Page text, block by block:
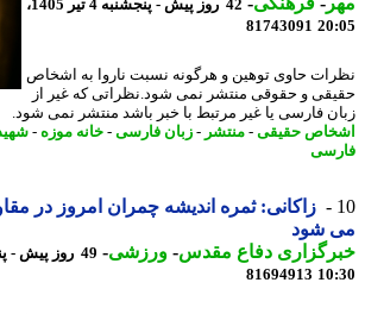
42 روز پیش - پنجشنبه 4 تیر 1405،
81743091
حاوی توهین و هرگونه نسبت ناروا به اشخاص
و حقوقی منتشر نمی شود.نظراتی که غیر از
فارسی یا غیر مرتبط با خبر باشد منتشر نمی شود.
حقیقی-منتشر-زبان فارسی -خانه موزه-شهید
زاکانی: ثمره اندیشه چمران امروز در
شود
دفاع مقدس-ورزشی-
81694913